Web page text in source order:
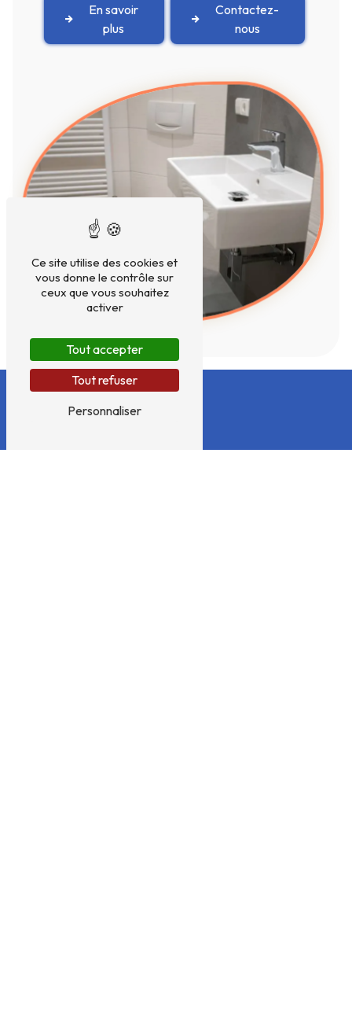
En savoir
plus
Contactez-
nous
Ce site utilise des cookies et
vous donne le contrôle sur
ceux que vous souhaitez
activer
Tout accepter
Tout refuser
Personnaliser